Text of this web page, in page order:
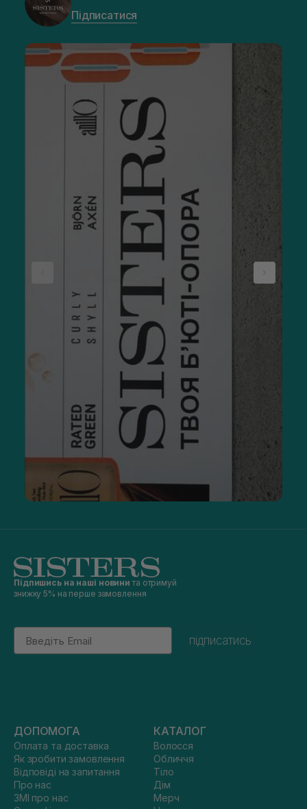
Підписатися
Підпишись на наші новини та отримуй
знижку 5% на перше замовлення
Email
підписатись
ДОПОМОГА
Оплата та доставка
Як зробити замовлення
Відповіді на запитання
Про нас
ЗМІ про нас
КАТАЛОГ
Волосся
Обличчя
Тіло
Дім
Мерч